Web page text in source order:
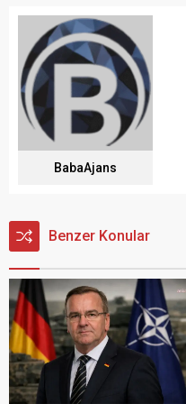
BabaAjans
Benzer Konular